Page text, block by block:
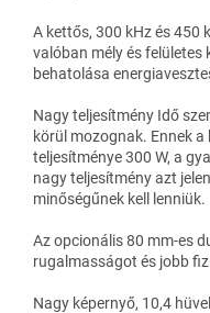
A kettős, 300 kHz és 450
valóban mély és felületes
behatolása
Nagy teljesítmény Idő
körül mozognak. Ennek
teljesítménye 300 W, a
nagy teljesítmény azt
minőségűnek kell lenniük.
Az opcionális 80 mm-es
rugalmasságot és jobb
Nagy képernyő, 10,4